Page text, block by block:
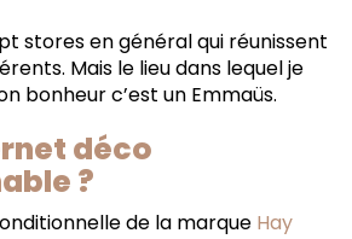
stores en général qui réunissent
Mais le lieu dans lequel je
bonheur c’est un Emmaüs.
déco
?
de la marque Hay